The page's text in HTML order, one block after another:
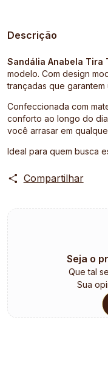
Descrição
Sandália Anabela Tira
modelo. Com design
trançadas que
Confeccionada com
conforto ao longo do
você arrasar em
Ideal para quem busca
Compartilhar
Seja o
Que tal
Sua